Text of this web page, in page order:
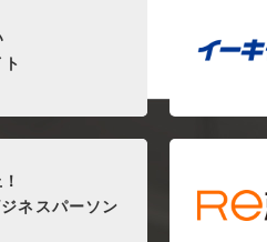
ネスパーソン